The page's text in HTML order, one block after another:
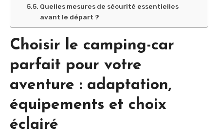
Quelles mesures de sécurité essentielles
avant le départ ?
Choisir le camping-car
parfait pour votre
aventure : adaptation,
équipements et choix
éclairé